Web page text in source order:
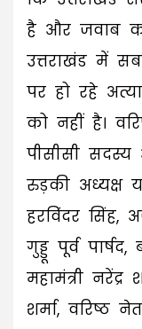
है और जवाब
उत्तराखंड में
पर हो रहे
को नहीं है।
पीसीसी सदस्य
रुड़की अध्यक्ष
हरविंदर सिंह,
गुड्डू पूर्व
महामंत्री नरेंद्र
शर्मा, वरिष्ठ